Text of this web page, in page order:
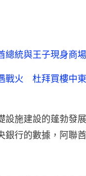
統與王子現身商
戰火 杜拜買樓中
設施建設的蓬勃發
銀行的數據，阿聯